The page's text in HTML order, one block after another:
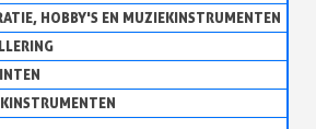
HOBBY'S EN MUZIEKINSTRUMENTEN